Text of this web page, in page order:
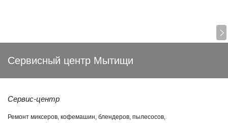
Сервисный центр Мытищи
Сервис-центр
Ремонт миксеров, кофемашин, блендеров, пылесосов,